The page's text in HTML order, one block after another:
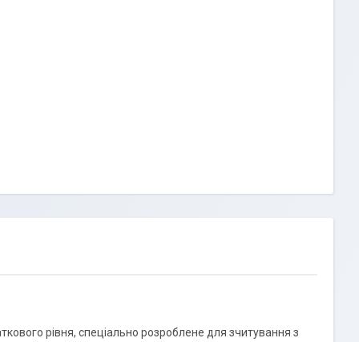
рівня, спеціально розроблене для зчитування з